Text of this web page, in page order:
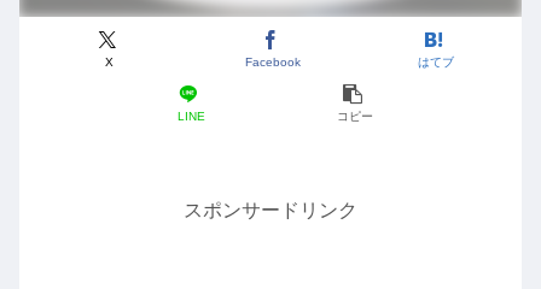
X Facebook はてブ
LINE コピー
スポンサードリンク